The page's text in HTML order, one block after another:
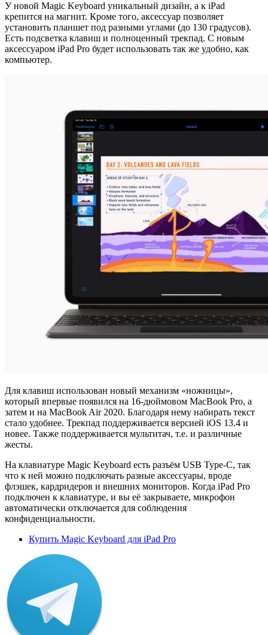
У новой Magic Keyboard уникальный дизайн, а к iPad
крепится на магнит. Кроме того, аксессуар позволяет
установить планшет под разными углами (до 130 градусов).
Есть подсветка клавиш и полноценный трекпад. С новым
аксессуаром iPad Pro будет использовать так же удобно, как
компьютер.
Для клавиш использован новый механизм «ножницы»,
который впервые появился на 16-дюймовом MacBook Pro, а
затем и на MacBook Air 2020. Благодаря нему набирать текст
стало удобнее. Трекпад поддерживается версией iOS 13.4 и
новее. Также поддерживается мультитач, т.е. и различные
жесты.
На клавиатуре Magic Keyboard есть разъём USB Type-C, так
что к ней можно подключать разные аксессуары, вроде
флэшек, кардридеров и внешних мониторов. Когда iPad Pro
подключен к клавиатуре, и вы её закрываете, микрофон
автоматически отключается для соблюдения
конфиденциальности.
Купить Magic Keyboard для iPad Pro